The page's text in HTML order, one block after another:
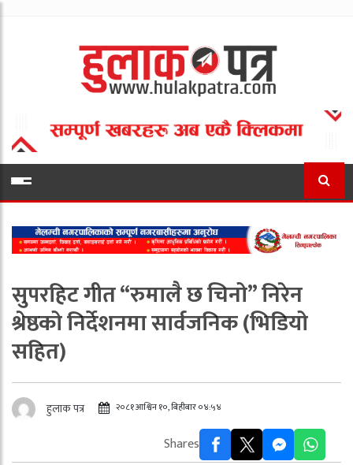
सुपरहिट गीत “रुमालै छ चिनो” निरेन
श्रेष्ठको निर्देशनमा सार्वजनिक (भिडियो
सहित)
हुलाक पत्र २०८१ आश्विन १०, बिहीबार ०४:५४
Shares